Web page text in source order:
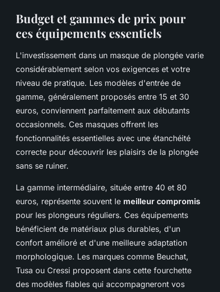
Budget et gammes de prix pour
ces équipements essentiels
L'investissement dans un masque de plongée varie
considérablement selon vos exigences et votre
niveau de pratique. Les modèles d'entrée de
gamme, généralement proposés entre 15 et 30
euros, conviennent parfaitement aux débutants
occasionnels. Ces masques offrent les
fonctionnalités essentielles avec une étanchéité
correcte pour découvrir les plaisirs de la plongée
sans se ruiner.
La gamme intermédiaire, située entre 40 et 80
euros, représente souvent le meilleur compromis
pour les plongeurs réguliers. Ces équipements
bénéficient de matériaux plus durables, d'un
confort amélioré et d'une meilleure adaptation
morphologique. Les marques comme Beuchat,
Tusa ou Cressi proposent dans cette fourchette
des modèles fiables qui accompagneront vos